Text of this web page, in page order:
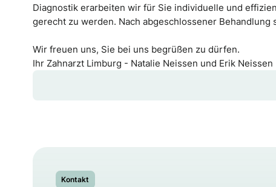
Diagnostik erarbeiten wir für Sie individuelle und
gerecht zu werden. Nach abgeschlossener
Wir freuen uns, Sie bei uns begrüßen zu dürfen.
Ihr Zahnarzt Limburg - Natalie Neissen und Erik Neissen
Kontakt